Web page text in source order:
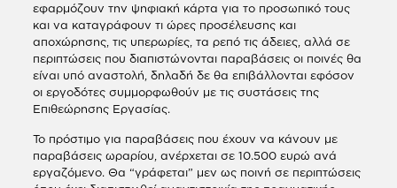
εφαρμόζουν την ψηφιακή κάρτα για το προσωπικό τους
και να καταγράφουν τι ώρες προσέλευσης και
αποχώρησης, τις υπερωρίες, τα ρεπό τις άδειες, αλλά σε
περιπτώσεις που διαπιστώνονται παραβάσεις οι ποινές θα
είναι υπό αναστολή, δηλαδή δε θα επιβάλλονται εφόσον
οι εργοδότες συμμορφωθούν με τις συστάσεις της
Επιθεώρησης Εργασίας.
Το πρόστιμο για παραβάσεις που έχουν να κάνουν με
παραβάσεις ωραρίου, ανέρχεται σε 10.500 ευρώ ανά
εργαζόμενο. Θα “γράφεται” μεν ως ποινή σε περιπτώσεις